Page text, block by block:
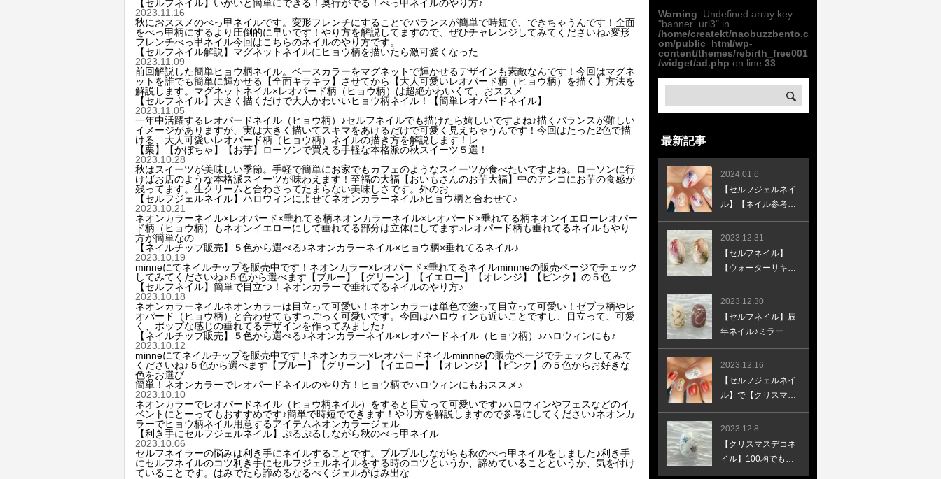
【セルフネイル】いがいと簡単にできる！奥行がでる！べっ甲ネイルのやり方♪
2023.11.16
秋におススメのべっ甲ネイルです。変形フレンチにすることでバランスが簡単で時短で、できちゃうんです！全面
をべっ甲柄にするより圧倒的に早いです！やり方を解説してますので、ぜひチャレンジしてみてくださいね♪変形
フレンチべっ甲ネイル今回はこちらのネイルのやり方です。
【セルフネイル解説】マグネットネイルにヒョウ柄を描いたら激可愛くなった
2023.11.09
前回解説した簡単ヒョウ柄ネイル。ベースカラーをマグネットで輝かせるデザインも素敵なんです！今回はマグネ
ットを誰でも簡単に輝かせる【全面キラキラ】させてから【大人可愛いレオパード柄（ヒョウ柄）を描く】方法を
解説します。マグネットネイル×レオパード柄（ヒョウ柄）は超絶かわいくて、おススメ
【セルフネイル】大きく描くだけで大人かわいいヒョウ柄ネイル！【簡単レオパードネイル】
2023.11.05
一年中活躍するレオパードネイル（ヒョウ柄）♪セルフネイルでも描けたら嬉しいですよね♪描くバランスが難しい
イメージがありますが、実は大きく描いてスキマをあけるだけで可愛く見えちゃうんです！今回はたった2色で描
ける、大人可愛いレオパード柄（ヒョウ柄）ネイルの描き方を解説します！レ
【栗】【かぼちゃ】【お芋】ローソンで買える手軽な本格派の秋スイーツ５選！
2023.10.28
秋はスイーツが美味しい季節。手軽で簡単にお家でもカフェのようなスイーツが食べたいですよね。ローソンに行
けばお店のような本格派スイーツが味わえます！至福の大福【おいもさんのお芋大福】中のアンコにお芋の食感が
残ってます。生クリームと合わさってたまらない美味しさです。外のお
【セルフジェルネイル】ハロウィンによせてネオンカラーネイル♪ヒョウ柄と合わせて♪
2023.10.21
ネオンカラーネイル×レオパード×垂れてる柄ネオンカラーネイル×レオパード×垂れてる柄ネオンイエローレオパー
ド柄（ヒョウ柄）もネオンイエローにして垂れてる部分は立体にしてます♪レオパード柄も垂れてるネイルもやり
方が簡単なの
【ネイルチップ販売】５色から選べる♪ネオンカラーネイル×ヒョウ柄×垂れてるネイル♪
2023.10.19
minneにてネイルチップを販売中です！ネオンカラー×レオパード×垂れてるネイルminnneの販売ページでチェック
してみてくださいね♪５色から選べます【ブルー】【グリーン】【イエロー】【オレンジ】【ピンク】の５色
【セルフネイル】簡単で目立つ！ネオンカラーで垂れてるネイルのやり方♪
2023.10.18
ネオンカラーネイルネオンカラーは目立って可愛い！ネオンカラーは単色で塗って目立って可愛い！ゼブラ柄やレ
オパード（ヒョウ柄）と合わせてもすっごっく可愛いです。今回はハロウィンも近いことですし、目立って、可愛
く、ポップな感じの垂れてるデザインを作ってみました♪
【ネイルチップ販売】５色から選べる♪ネオンカラーネイル×レオパードネイル（ヒョウ柄）♪ハロウィンにも♪
2023.10.12
minneにてネイルチップを販売中です！ネオンカラー×レオパードネイルminnneの販売ページでチェックしてみて
くださいね♪５色から選べます【ブルー】【グリーン】【イエロー】【オレンジ】【ピンク】の５色からお好きな
色をお選び
簡単！ネオンカラーでレオパードネイルのやり方！ヒョウ柄でハロウィンにもおススメ♪
2023.10.10
ネオンカラーでレオパードネイル（ヒョウ柄ネイル）をすると目立って可愛いです♪ハロウィンやフェスなどのイ
ベントにとーってもおすすめです♪簡単で時短でできます！やり方を解説しますので参考にしてください♪ネオンカ
ラーでヒョウ柄ネイル用意するアイテムネオンカラージェル
【利き手にセルフジェルネイル】ぷるぷるしながら秋のべっ甲ネイル
2023.10.06
セルフネイラーの悩みは利き手にネイルすることです。プルプルしながらも秋のべっ甲ネイルをしました♪利き手
にセルフネイルのコツ利き手にセルフジェルネイルをする時のコツというか、諦めていることというか、気を付け
ていることです。はみでたら諦めるなるべくジェルがはみ出な
Warning: Undefined array key
"banner_url3" in
/home/createkt/naobuzzbento.c
om/public_html/wp-
content/themes/rebirth_free001
/widget/ad.php on line 33
最新記事
2024.01.6
【セルフジェルネイ
ル】【ネイル参考デ
ザイン】新年辰年ネ
イル♪ラッキーカラ
ーと合わせて♪
2023.12.31
【セルフネイル】
【ウォーターリキッ
ドネイル】簡単、時
短な天然石風の開運
ネイルのやり方
2023.12.30
【セルフネイル】辰
年ネイル♪ミラーネ
イルで簡単お絵描き
♪新年ネイル♪龍ネイ
ル♪
2023.12.16
【セルフジェルネイ
ル】で【クリスマス
ネイル】キラキラ、
デコデコを上品に♪
やり方あり♪
2023.12.8
【クリスマスデコネ
イル】100均でも作
れる！セルフネイル